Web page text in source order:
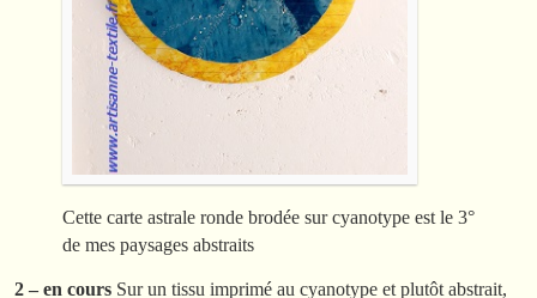
Cette carte astrale ronde brodée sur cyanotype est le 3°
de mes paysages abstraits
2 – en cours Sur un tissu imprimé au cyanotype et plutôt abstrait,